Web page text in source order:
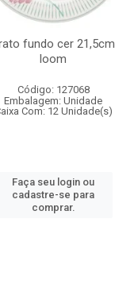
fundo cer 21,5cm
loom
Código: 127068
Embalagem: Unidade
Com: 12 Unidade(s)
Faça seu login ou
cadastre-se para
comprar.